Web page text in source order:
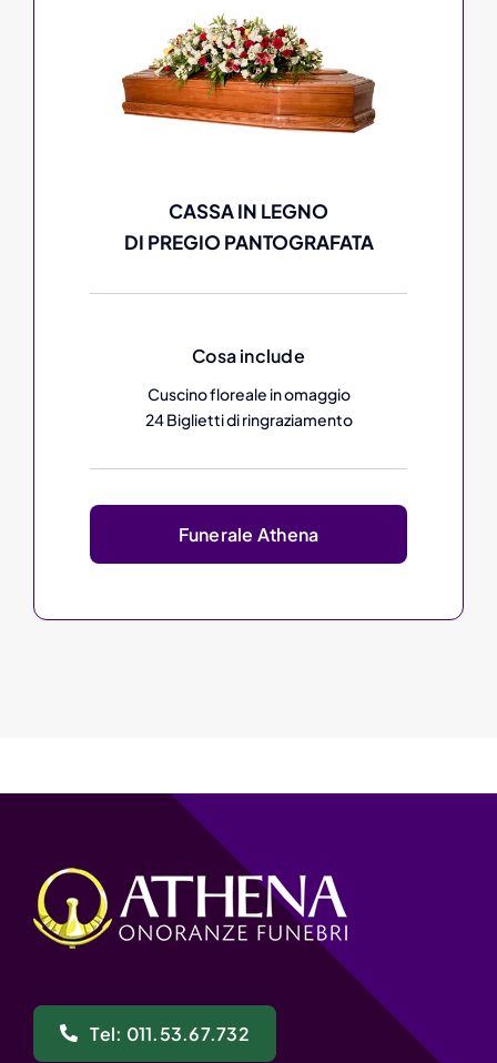
CASSA IN LEGNO
DI PREGIO PANTOGRAFATA
Cosa include
Cuscino floreale in omaggio
24 Biglietti di ringraziamento
Funerale Athena
Tel: 011.53.67.732